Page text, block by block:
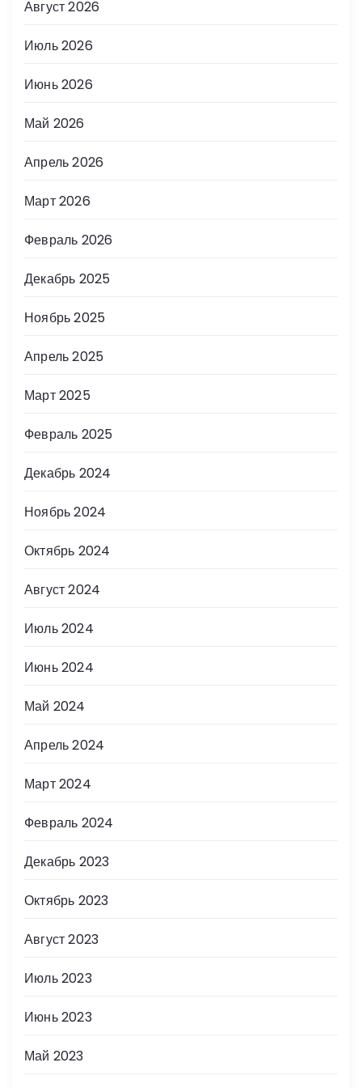
Август 2026
Июль 2026
Июнь 2026
Май 2026
Апрель 2026
Март 2026
Февраль 2026
Декабрь 2025
Ноябрь 2025
Апрель 2025
Март 2025
Февраль 2025
Декабрь 2024
Ноябрь 2024
Октябрь 2024
Август 2024
Июль 2024
Июнь 2024
Май 2024
Апрель 2024
Март 2024
Февраль 2024
Декабрь 2023
Октябрь 2023
Август 2023
Июль 2023
Июнь 2023
Май 2023